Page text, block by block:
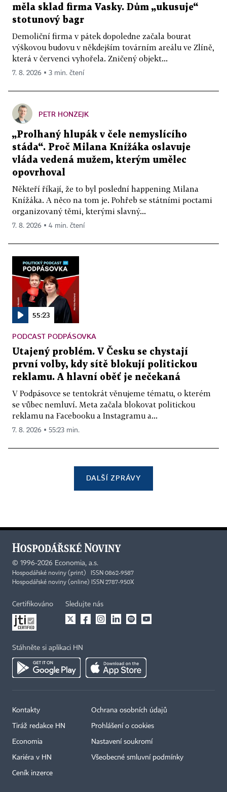
měla sklad firma Vasky. Dům „ukusuje“
stotunový bagr
Demoliční firma v pátek dopoledne začala bourat
výškovou budovu v někdejším továrním areálu ve Zlíně,
která v červenci vyhořela. Zničený objekt...
7. 8. 2026 ▪ 3 min. čtení
PETR HONZEJK
„Prolhaný hlupák v čele nemyslícího
stáda“. Proč Milana Knížáka oslavuje
vláda vedená mužem, kterým umělec
opovrhoval
Někteří říkají, že to byl poslední happening Milana
Knížáka. A něco na tom je. Pohřeb se státními poctami
organizovaný těmi, kterými slavný...
7. 8. 2026 ▪ 4 min. čtení
55:23
PODCAST PODPÁSOVKA
Utajený problém. V Česku se chystají
první volby, kdy sítě blokují politickou
reklamu. A hlavní oběť je nečekaná
V Podpásovce se tentokrát věnujeme tématu, o kterém
se vůbec nemluví. Meta začala blokovat politickou
reklamu na Facebooku a Instagramu a...
7. 8. 2026 ▪ 55:23 min.
DALŠÍ ZPRÁVY
© 1996-2026 Economia, a.s.
Hospodářské noviny (print) ISSN 0862-9587
Hospodářské noviny (online) ISSN 2787-950X
Certifikováno Sledujte nás
Stáhněte si aplikaci HN
Kontakty
Tiráž redakce HN
Economia
Kariéra v HN
Ceník inzerce
Ochrana osobních údajů
Prohlášení o cookies
Nastavení soukromí
Všeobecné smluvní podmínky